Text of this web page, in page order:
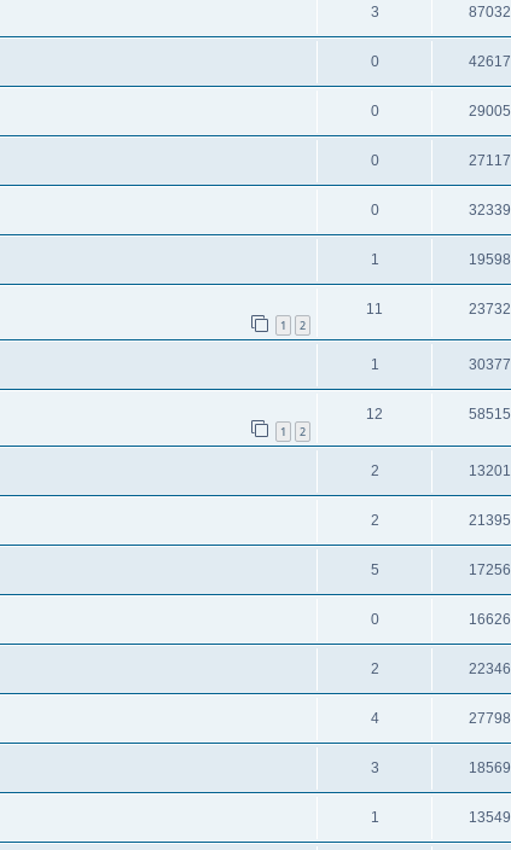
3 87032
0 42617
0 29005
0 27117
0 32339
1 19598
1 2
11 23732
1 30377
1 2
12 58515
2 13201
2 21395
5 17256
0 16626
2 22346
4 27798
3 18569
1 13549